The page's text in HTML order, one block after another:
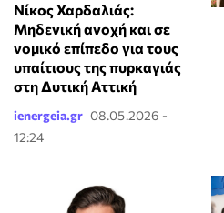
Νίκος Χαρδαλιάς:
Μηδενική ανοχή και σε
νομικό επίπεδο για τους
υπαίτιους της πυρκαγιάς
στη Δυτική Αττική
ienergeia.gr 08.05.2026 -
12:24